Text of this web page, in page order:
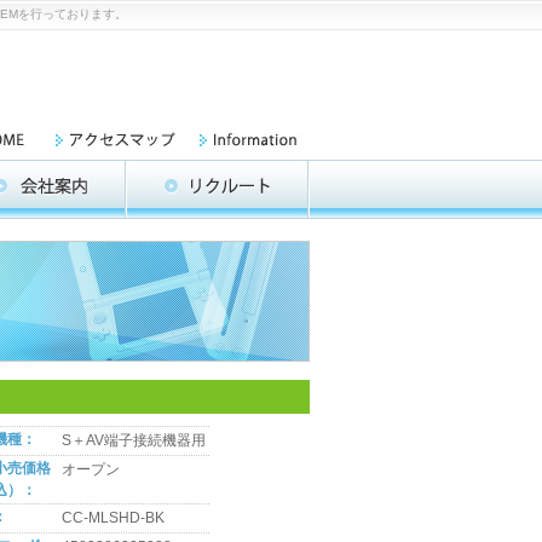
を行っております。
種：
S＋AV端子接続機器用
売価格
）：
オープン
CC-MLSHD-BK